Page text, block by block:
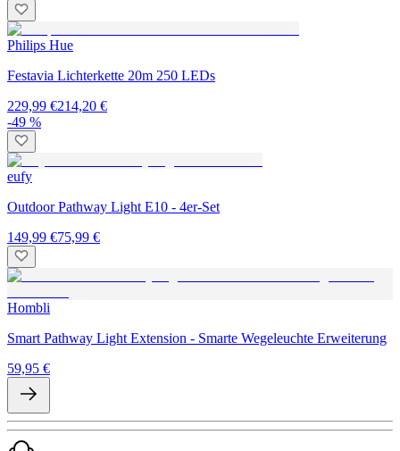
Philips Hue
Festavia Lichterkette 20m 250 LEDs
229,99 €214,20 €
-49 %
eufy
Outdoor Pathway Light E10 - 4er-Set
149,99 €75,99 €
Hombli
Smart Pathway Light Extension - Smarte Wegeleuchte Erweiterung
59,95 €